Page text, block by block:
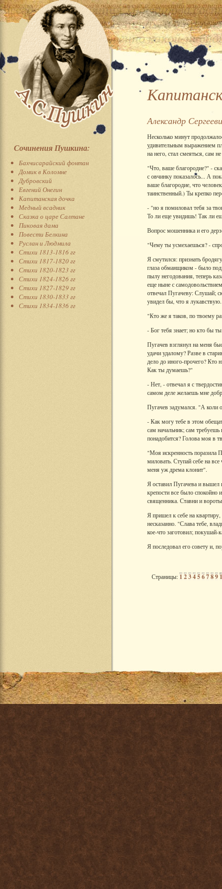
Сочинения Пушкина:
Бахчисарайский фонтан
Домик в Коломне
Дубровский
Евгений Онегин
Капитанская дочка
Медный всадник
Сказка о царе Салтане
Пиковая дама
Повести Белкина
Руслан и Людмила
Стихи 1813-1816 гг
Стихи 1817-1820 гг
Стихи 1820-1823 гг
Стихи 1824-1826 гг
Стихи 1827-1829 гг
Стихи 1830-1833 гг
Стихи 1834-1836 гг
Александр
Несколько минут
удивительным выражением
на него, стал смеяться, сам
"Что, ваше благородие?" -
с овчинку показалось... А
ваше благородие, что
таинственный.) Ты крепко
- "но я помиловал тебя за
То ли еще увидишь! Так ли
Вопрос мошенника и его
"Чему ты усмехаешься? -
Я смутился: признать
глаза обманщиком - было
пылу негодования, теперь
еще ныне с
отвечал Пугачеву: Слушай;
увидел бы, что я лукавствую.
"Кто же я таков, по твоему
- Бог тебя знает; но кто бы
Пугачев взглянул на меня
удачи удалому? Разве в
дело до иного-прочего?
Как ты думаешь?"
- Нет, - отвечал я с
самом деле желаешь мне
Пугачев задумался. "А коли
- Как могу тебе в этом
сам начальник; сам
понадобится? Голова моя в
"Моя искренность поразила
миловать. Ступай себе на
меня уж дрема клонит".
Я оставил Пугачева и
крепости все было спокойно
священника. Ставни и
Я пришел к себе на
несказанно. "Слава тебе,
кое-что заготовил; покушай-
Я последовал его совету и,
Страницы:1 23456789